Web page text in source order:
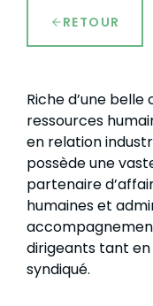
RETOUR
Riche d’une
ressources
en relation
possède une
partenaire
humaines et
dirigeants tant en
syndiqué.